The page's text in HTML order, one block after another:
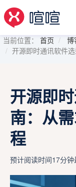
当前位置： 首页 博
开源即时通讯软件
开源即
南：从
程
预计阅读时间17分钟